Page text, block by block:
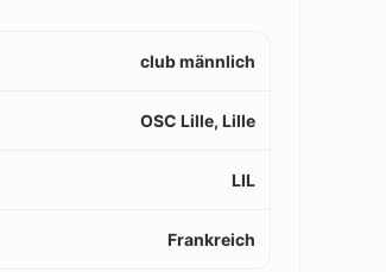
club männlich
OSC Lille, Lille
LIL
Frankreich